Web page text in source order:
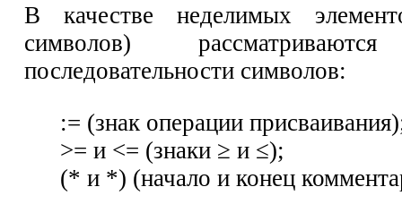
В качестве неделимых
символов)
последовательности символов:
:= (знак операции
>= и <= (знаки ≥ и ≤);
(* и *) (начало и конец